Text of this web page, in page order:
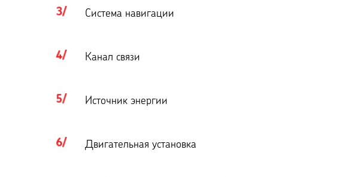
Система навигации
Канал связи
Источник энергии
Двигательная установка